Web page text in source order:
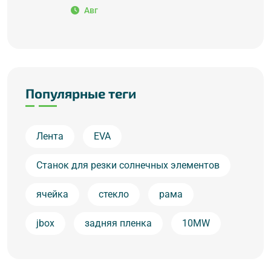
Авг
Популярные теги
Лента EVA
Станок для резки солнечных элементов
ячейка стекло рама
jbox задняя пленка 10MW